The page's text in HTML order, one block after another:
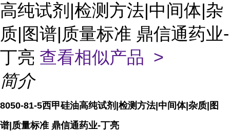
高纯试剂|检测方法|中间体|杂
质|图谱|质量标准 鼎信通药业-
丁亮 查看相似产品 >
简介
8050-81-5西甲硅油高纯试剂|检测方法|中间体|杂质|图
谱|质量标准 鼎信通药业-丁亮